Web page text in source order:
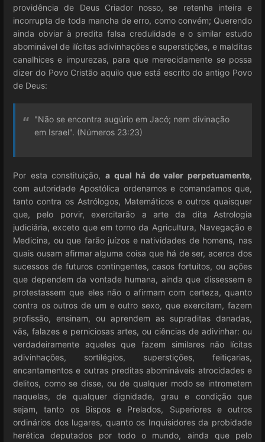
providência de Deus Criador nosso, se retenha inteira e
incorrupta de toda mancha de erro, como convém; Querendo
ainda obviar à predita falsa credulidade e o similar estudo
abominável de ilícitas adivinhações e superstições, e malditas
canalhices e impurezas, para que merecidamente se possa
dizer do Povo Cristão aquilo que está escrito do antigo Povo
de Deus:
"Não se encontra augúrio em Jacó; nem divinação
em Israel". (Números 23:23)
Por esta constituição, a qual há de valer perpetuamente,
com autoridade Apostólica ordenamos e comandamos que,
tanto contra os Astrólogos, Matemáticos e outros quaisquer
que, pelo porvir, exercitarão a arte da dita Astrologia
judiciária, exceto que em torno da Agricultura, Navegação e
Medicina, ou que farão juízos e natividades de homens, nas
quais ousam afirmar alguma coisa que há de ser, acerca dos
sucessos de futuros contingentes, casos fortuitos, ou ações
que dependem da vontade humana, ainda que dissessem e
protestassem que eles não o afirmam com certeza, quanto
contra os outros de um e outro sexo, que exercitam, fazem
profissão, ensinam, ou aprendem as supraditas danadas,
vãs, falazes e perniciosas artes, ou ciências de adivinhar: ou
verdadeiramente aqueles que fazem similares não lícitas
adivinhações, sortilégios, superstições, feitiçarias,
encantamentos e outras preditas abomináveis atrocidades e
delitos, como se disse, ou de qualquer modo se intrometem
naquelas, de qualquer dignidade, grau e condição que
sejam, tanto os Bispos e Prelados, Superiores e outros
ordinários dos lugares, quanto os Inquisidores da probidade
herética deputados por todo o mundo, ainda que pelo